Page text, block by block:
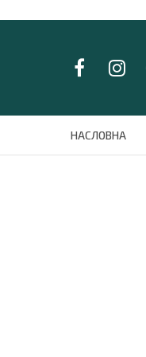
НАСЛОВНА
НАСЛОВНА
НАЈНОВИЈЕ